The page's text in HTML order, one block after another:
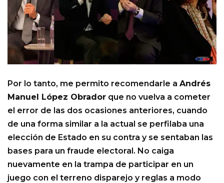
Por lo tanto, me permito recomendarle a Andrés
Manuel López Obrador que no vuelva a cometer
el error de las dos ocasiones anteriores, cuando
de una forma similar a la actual se perfilaba una
elección de Estado en su contra y se sentaban las
bases para un fraude electoral. No caiga
nuevamente en la trampa de participar en un
juego con el terreno disparejo y reglas a modo